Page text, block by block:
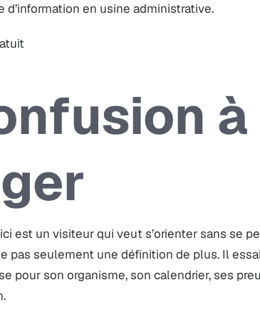
d’information en usine administrative.
à
est un visiteur qui veut s’orienter sans se
pas seulement une définition de plus. Il
pour son organisme, son calendrier, ses